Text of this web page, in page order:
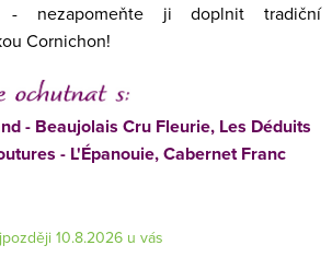
nezapomeňte ji doplnit tradiční
Cornichon!
- Beaujolais Cru Fleurie, Les Déduits
- L'Épanouie, Cabernet Franc
10.8.2026